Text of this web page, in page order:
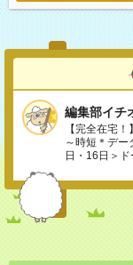
編集部イチ
【完全在宅
～時短＊デー
日・16日＞